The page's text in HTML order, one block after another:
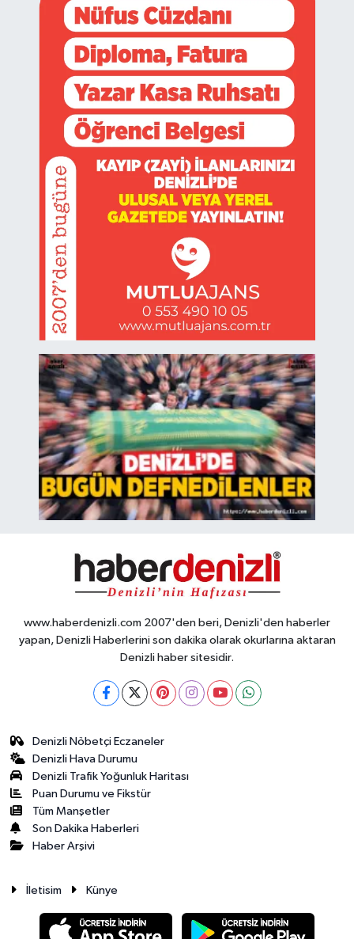
www.haberdenizli.com 2007'den beri, Denizli'den haberler
yapan, Denizli Haberlerini son dakika olarak okurlarına aktaran
Denizli haber sitesidir.
Denizli Nöbetçi Eczaneler
Denizli Hava Durumu
Denizli Trafik Yoğunluk Haritası
Puan Durumu ve Fikstür
Tüm Manşetler
Son Dakika Haberleri
Haber Arşivi
İletisim Künye